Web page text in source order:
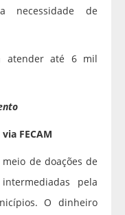
de
atender até 6 mil
FECAM
de doações de
pela
O dinheiro